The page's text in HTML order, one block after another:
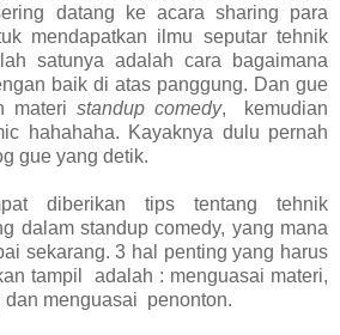
datang ke acara sharing para
mendapatkan ilmu seputar tehnik
satunya adalah cara bagaimana
baik di atas panggung. Dan gue
materi standup comedy,
kemudian
hahahaha. Kayaknya dulu pernah
gue yang detik.
diberikan tips tentang tehnik
dalam standup comedy, yang mana
sekarang. 3 hal penting yang harus
tampil
adalah : menguasai materi,
menguasai penonton.